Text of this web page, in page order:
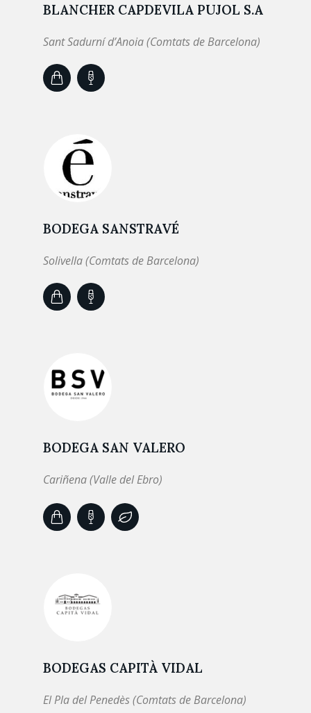
BLANCHER CAPDEVILA PUJOL S.A
Sant Sadurní d’Anoia (Comtats de Barcelona)
BODEGA SANSTRAVÉ
Solivella (Comtats de Barcelona)
BODEGA SAN VALERO
Cariñena (Valle del Ebro)
BODEGAS CAPITÀ VIDAL
El Pla del Penedès (Comtats de Barcelona)